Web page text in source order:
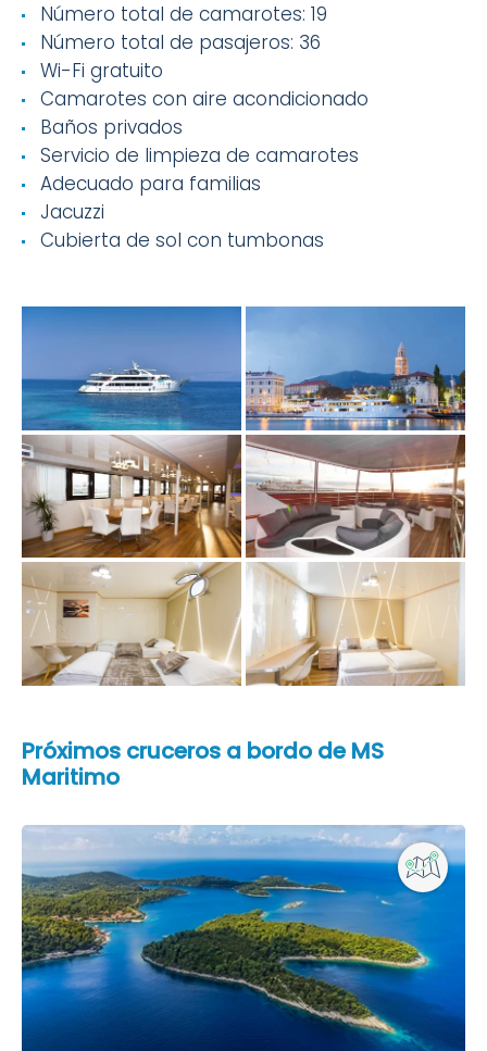
Número total de camarotes: 19
Número total de pasajeros: 36
Wi-Fi gratuito
Camarotes con aire acondicionado
Baños privados
Servicio de limpieza de camarotes
Adecuado para familias
Jacuzzi
Cubierta de sol con tumbonas
Próximos cruceros a bordo de MS
Maritimo